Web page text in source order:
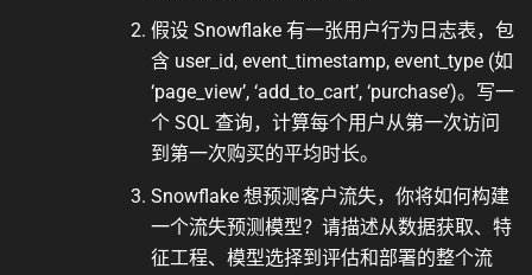
假设 Snowflake 有一张用户行为日志表，包
含 user_id, event_timestamp, event_type (如
‘page_view’, ‘add_to_cart’, ‘purchase’)。写一
个 SQL 查询，计算每个用户从第一次访问
到第一次购买的平均时长。
Snowflake 想预测客户流失，你将如何构建
一个流失预测模型？请描述从数据获取、特
征工程、模型选择到评估和部署的整个流